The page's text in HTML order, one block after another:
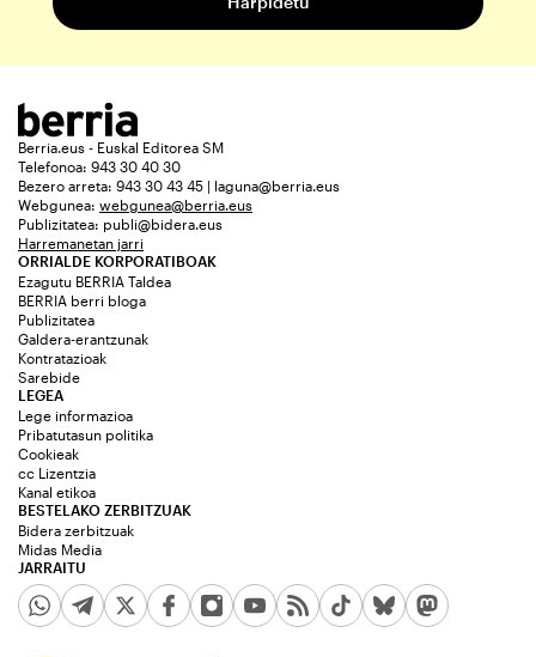
Berria.eus - Euskal Editorea SM
Telefonoa: 943 30 40 30
Bezero arreta: 943 30 43 45 | laguna@berria.eus
Webgunea: webgunea@berria.eus
Publizitatea: publi@bidera.eus
Harremanetan jarri
ORRIALDE KORPORATIBOAK
Ezagutu BERRIA Taldea
BERRIA berri bloga
Publizitatea
Galdera-erantzunak
Kontratazioak
Sarebide
JARRAITU
LEGEA
Lege informazioa
Pribatutasun politika
Cookieak
cc Lizentzia
Kanal etikoa
BESTELAKO ZERBITZUAK
Bidera zerbitzuak
Midas Media